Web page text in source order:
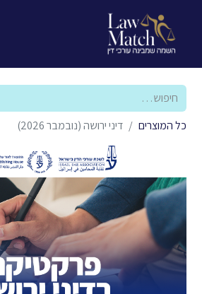
כל המוצרים דיני ירושה (נובמבר 2026)